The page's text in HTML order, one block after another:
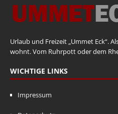
Urlaub und Freizeit „Ummet Eck“.
wohnt. Vom Ruhrpott oder dem
WICHTIGE LINKS
Impressum